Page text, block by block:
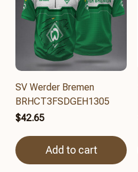
SV Werder Bremen
BRHCT3FSDGEH1305
$42.65
Add to cart